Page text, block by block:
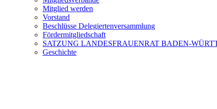
Mitglied werden
Vorstand
Beschlüsse Delegiertenversammlung
Fördermitgliedschaft
SATZUNG LANDESFRAUENRAT BADEN-
Geschichte